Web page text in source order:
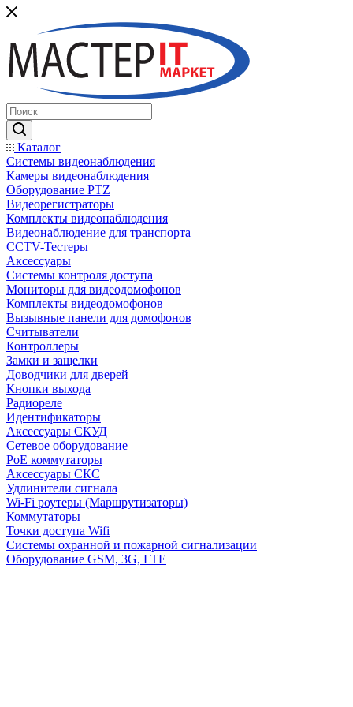
Каталог
Системы видеонаблюдения
Камеры видеонаблюдения
Оборудование PTZ
Видеорегистраторы
Комплекты видеонаблюдения
Видеонаблюдение для транспорта
CCTV-Тестеры
Аксессуары
Системы контроля доступа
Мониторы для видеодомофонов
Комплекты видеодомофонов
Вызывные панели для домофонов
Считыватели
Контроллеры
Замки и защелки
Доводчики для дверей
Кнопки выхода
Радиореле
Идентификаторы
Аксессуары СКУД
Сетевое оборудование
PoE коммутаторы
Аксессуары СКС
Удлинители сигнала
Wi-Fi роутеры (Маршрутизаторы)
Коммутаторы
Точки доступа Wifi
Системы охранной и пожарной сигнализации
Оборудование GSM, 3G, LTE